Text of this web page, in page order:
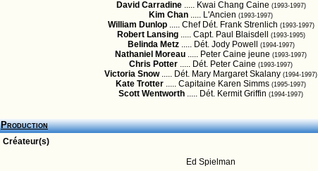
David Carradine..... Kwai Chang Caine (1993-1997)
Kim Chan ..... L'Ancien (1993-1997)
William Dunlop..... Chef Dét. Frank Strenlich (1993-1997)
Robert Lansing..... Capt. Paul Blaisdell (1993-1995)
Belinda Metz..... Dét. Jody Powell (1994-1997)
Nathaniel Moreau ..... Peter Caine jeune (1993-1997)
Chris Potter ..... Dét. Peter Caine (1993-1997)
Victoria Snow..... Dét. Mary Margaret Skalany (1994-1997)
Kate Trotter ..... Capitaine Karen Simms (1995-1997)
Scott Wentworth ..... Dét. Kermit Griffin (1994-1997)
Production
Créateur(s)
Ed Spielman